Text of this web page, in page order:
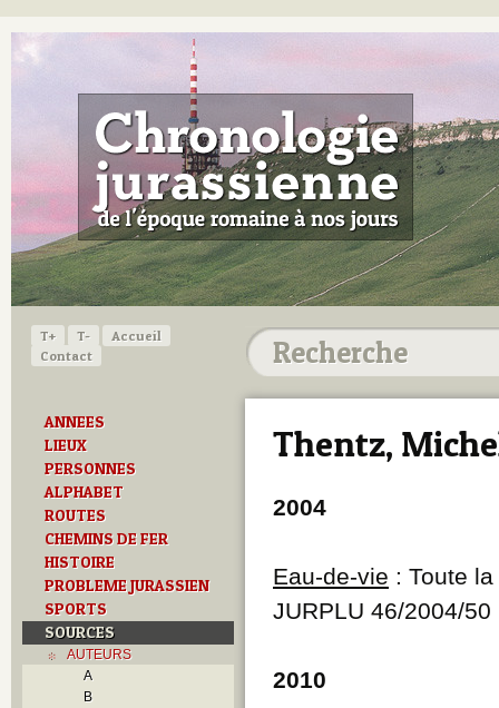
T+ T-
Accueil
Contact
ANNEES
LIEUX
PERSONNES
ALPHABET
ROUTES
CHEMINS DE FER
HISTOIRE
PROBLEME JURASSIEN
SPORTS
SOURCES
AUTEURS
A
B
Thentz,
2004
Eau-de-vie : Toute
JURPLU 46/2004/50
2010